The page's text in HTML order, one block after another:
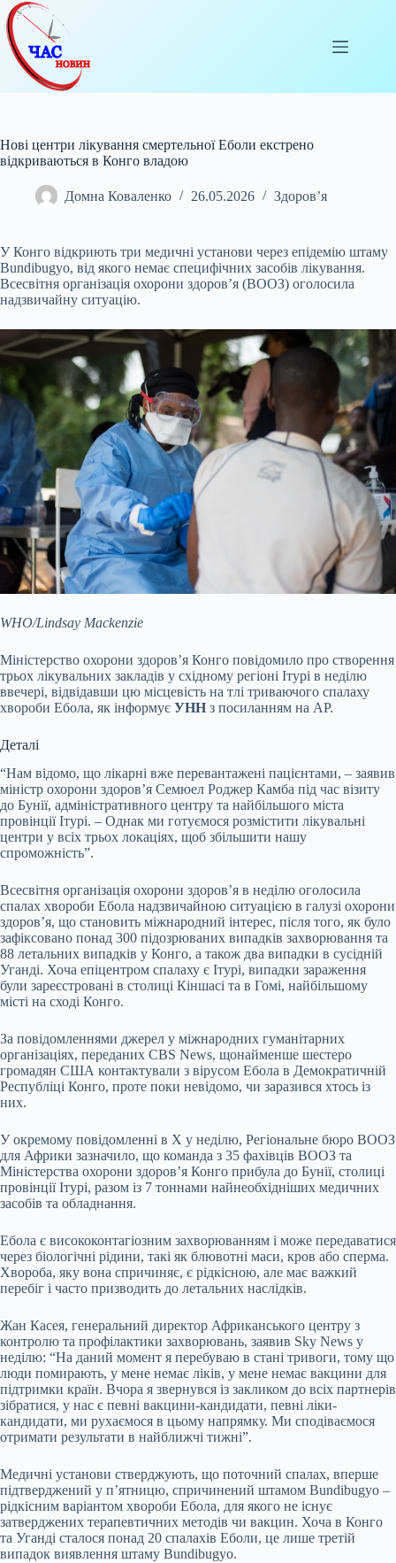
Перейти
до
вмісту
Нові центри лікування смертельної Еболи екстрено
відкриваються в Конго владою
Домна Коваленко 26.05.2026 Здоров’я
У Конго відкриють три медичні установи через епідемію штаму
Bundibugyo, від якого немає специфічних засобів лікування.
Всесвітня організація охорони здоров’я (ВООЗ) оголосила
надзвичайну ситуацію.
WHO/Lindsay Mackenzie
Міністерство охорони здоров’я Конго повідомило про створення
трьох лікувальних закладів у східному регіоні Ітурі в неділю
ввечері, відвідавши цю місцевість на тлі триваючого спалаху
хвороби Ебола, як інформує УНН з посиланням на AP.
Деталі
“Нам відомо, що лікарні вже перевантажені пацієнтами, – заявив
міністр охорони здоров’я Семюел Роджер Камба під час візиту
до Бунії, адміністративного центру та найбільшого міста
провінції Ітурі. – Однак ми готуємося розмістити лікувальні
центри у всіх трьох локаціях, щоб збільшити нашу
спроможність”.
Всесвітня організація охорони здоров’я в неділю оголосила
спалах хвороби Ебола надзвичайною ситуацією в галузі охорони
здоров’я, що становить міжнародний інтерес, після того, як було
зафіксовано понад 300 підозрюваних випадків захворювання та
88 летальних випадків у Конго, а також два випадки в сусідній
Уганді. Хоча епіцентром спалаху є Ітурі, випадки зараження
були зареєстровані в столиці Кіншасі та в Гомі, найбільшому
місті на сході Конго.
За повідомленнями джерел у міжнародних гуманітарних
організаціях, переданих CBS News, щонайменше шестеро
громадян США контактували з вірусом Ебола в Демократичній
Республіці Конго, проте поки невідомо, чи заразився хтось із
них.
У окремому повідомленні в X у неділю, Регіональне бюро ВООЗ
для Африки зазначило, що команда з 35 фахівців ВООЗ та
Міністерства охорони здоров’я Конго прибула до Бунії, столиці
провінції Ітурі, разом із 7 тоннами найнеобхідніших медичних
засобів та обладнання.
Ебола є висококонтагіозним захворюванням і може передаватися
через біологічні рідини, такі як блювотні маси, кров або сперма.
Хвороба, яку вона спричиняє, є рідкісною, але має важкий
перебіг і часто призводить до летальних наслідків.
Жан Касея, генеральний директор Африканського центру з
контролю та профілактики захворювань, заявив Sky News у
неділю: “На даний момент я перебуваю в стані тривоги, тому що
люди помирають, у мене немає ліків, у мене немає вакцини для
підтримки країн. Вчора я звернувся із закликом до всіх партнерів
зібратися, у нас є певні вакцини-кандидати, певні ліки-
кандидати, ми рухаємося в цьому напрямку. Ми сподіваємося
отримати результати в найближчі тижні”.
Медичні установи стверджують, що поточний спалах, вперше
підтверджений у п’ятницю, спричинений штамом Bundibugyo –
рідкісним варіантом хвороби Ебола, для якого не існує
затверджених терапевтичних методів чи вакцин. Хоча в Конго
та Уганді сталося понад 20 спалахів Еболи, це лише третій
випадок виявлення штаму Bundibugyo.